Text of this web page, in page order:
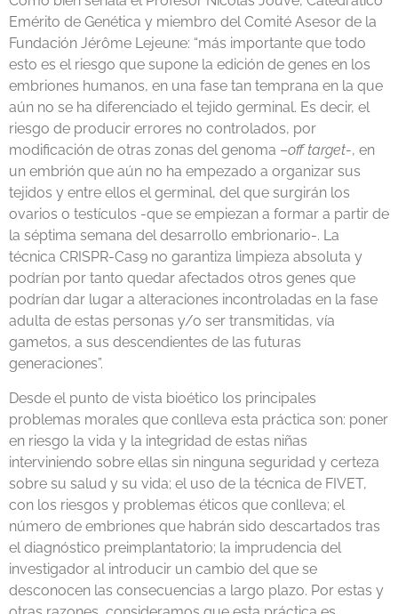
Emérito de Genética y miembro del Comité Asesor de la
Fundación Jérôme Lejeune: “más importante que todo
esto es el riesgo que supone la edición de genes en los
embriones humanos, en una fase tan temprana en la que
aún no se ha diferenciado el tejido germinal. Es decir, el
riesgo de producir errores no controlados, por
modificación de otras zonas del genoma –off target-, en
un embrión que aún no ha empezado a organizar sus
tejidos y entre ellos el germinal, del que surgirán los
ovarios o testículos -que se empiezan a formar a partir de
la séptima semana del desarrollo embrionario-. La
técnica CRISPR-Cas9 no garantiza limpieza absoluta y
podrían por tanto quedar afectados otros genes que
podrían dar lugar a alteraciones incontroladas en la fase
adulta de estas personas y/o ser transmitidas, vía
gametos, a sus descendientes de las futuras
generaciones”.
Desde el punto de vista bioético los principales
problemas morales que conlleva esta práctica son: poner
en riesgo la vida y la integridad de estas niñas
interviniendo sobre ellas sin ninguna seguridad y certeza
sobre su salud y su vida; el uso de la técnica de FIVET,
con los riesgos y problemas éticos que conlleva; el
número de embriones que habrán sido descartados tras
el diagnóstico preimplantatorio; la imprudencia del
investigador al introducir un cambio del que se
desconocen las consecuencias a largo plazo. Por estas y